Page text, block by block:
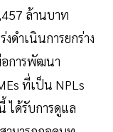
ล้านบาท
ดําเนินการยกร่าง
การพัฒนา
ที่เป็น NPLs
ได้รับการดูแล